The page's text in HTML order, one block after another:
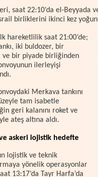
saat 22:10’da el-Beyyada
birliklerini ikinci kez
hareketlilik saat 21:00’de;
iki buldozer, bir
ve bir piyade birliğinden
ilerleyişi
Merkava tankını
tam isabetle
geri kalanını roket ve
ateş altına aldı.
askeri lojistik hedefte
lojistik ve teknik
yönelik operasyonlar
13:17’da Tayr Harfa’da